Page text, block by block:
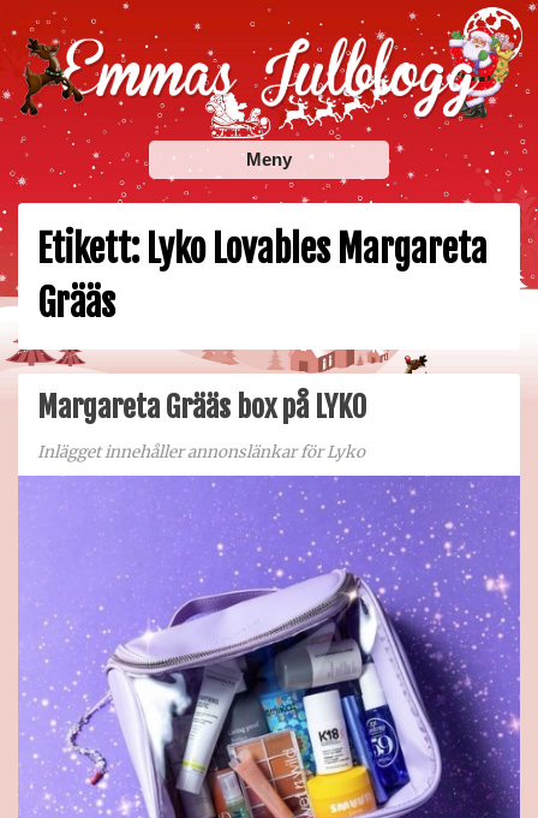
Skip
to
content
Emmas Julblogg
Julbloggar om julnyheter, julklappstips, julkalendrar,
adventskalendrar , julpyssel och julrecept!
Meny
Etikett: Lyko Lovables Margareta
Grääs
Margareta Grääs box på LYKO
Inlägget innehåller annonslänkar för Lyko